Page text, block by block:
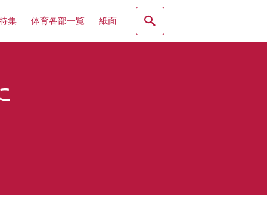
集 体育各部一覧 紙面